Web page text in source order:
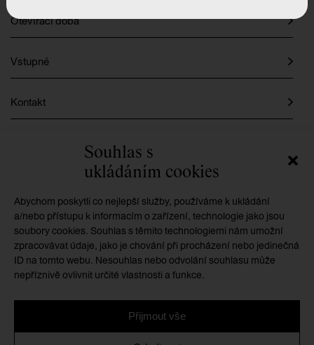
Souhlas s
ukládáním cookies
Abychom poskytli co nejlepší služby, používáme k ukládání
a/nebo přístupu k informacím o zařízení, technologie jako jsou
soubory cookies. Souhlas s těmito technologiemi nám umožní
zpracovávat údaje, jako je chování při procházení nebo jedinečná
ID na tomto webu. Nesouhlas nebo odvolání souhlasu může
nepříznivě ovlivnit určité vlastnosti a funkce.
Přijmout vše
Otevírací doba
Vstupné
Kontakt
GMU je příspěvkovou organizací zřizovanou
Královéhradeckým krajem
Zásady cookies